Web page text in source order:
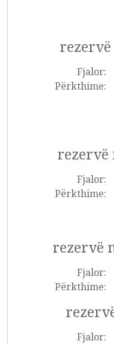
Fjalor:
Përkthime:
Fjalor:
Përkthime:
rezervë
Fjalor:
Përkthime:
Fjalor: